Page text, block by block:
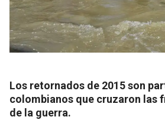
Los retornados de 2015 son
colombianos que cruzaron las
de la guerra.